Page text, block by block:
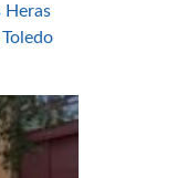
Heras